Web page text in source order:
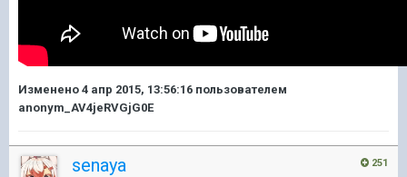
Изменено 4 апр 2015, 13:56:16 пользователем
anonym_AV4jeRVGjG0E
251
senaya